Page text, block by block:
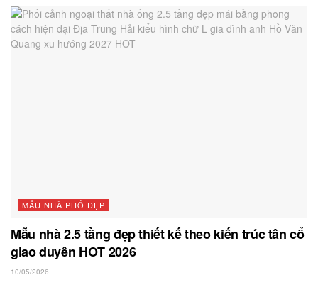
MẪU NHÀ PHỐ ĐẸP
Mẫu nhà 2.5 tầng đẹp thiết kế theo kiến trúc tân cổ
giao duyên HOT 2026
10/05/2026